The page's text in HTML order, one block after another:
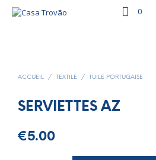
0
ACCUEIL / TEXTILE / TUILE PORTUGAISE
SERVIETTES AZ
€5.00